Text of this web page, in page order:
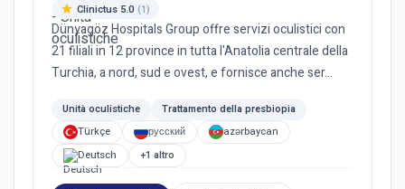
Clinictus 5.0 (1)
Dünyagöz Hospitals Group offre servizi oculistici con
21 filiali in 12 province in tutta l'Anatolia centrale della
Turchia, a nord, sud e ovest, e fornisce anche ser...
Unità oculistiche
Trattamento della presbiopia
Türkçe
русский
azərbaycan
Deutsch
+1 altro